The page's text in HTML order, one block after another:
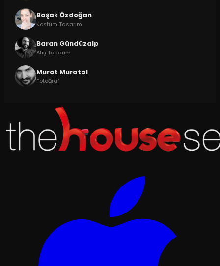
Başak Özdoğan
Kostüm Tasarım
Baran Gündüzalp
Afiş Tasarım
Murat Muratal
Fotoğraf